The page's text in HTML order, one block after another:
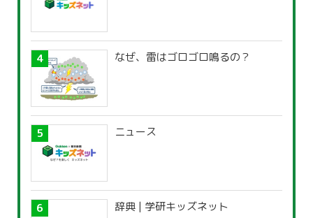
なぜ、雷はゴロゴロ鳴るの？
ニュース
辞典 | 学研キッズネット